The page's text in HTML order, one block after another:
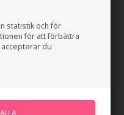
statistik och för
för att förbättra
du